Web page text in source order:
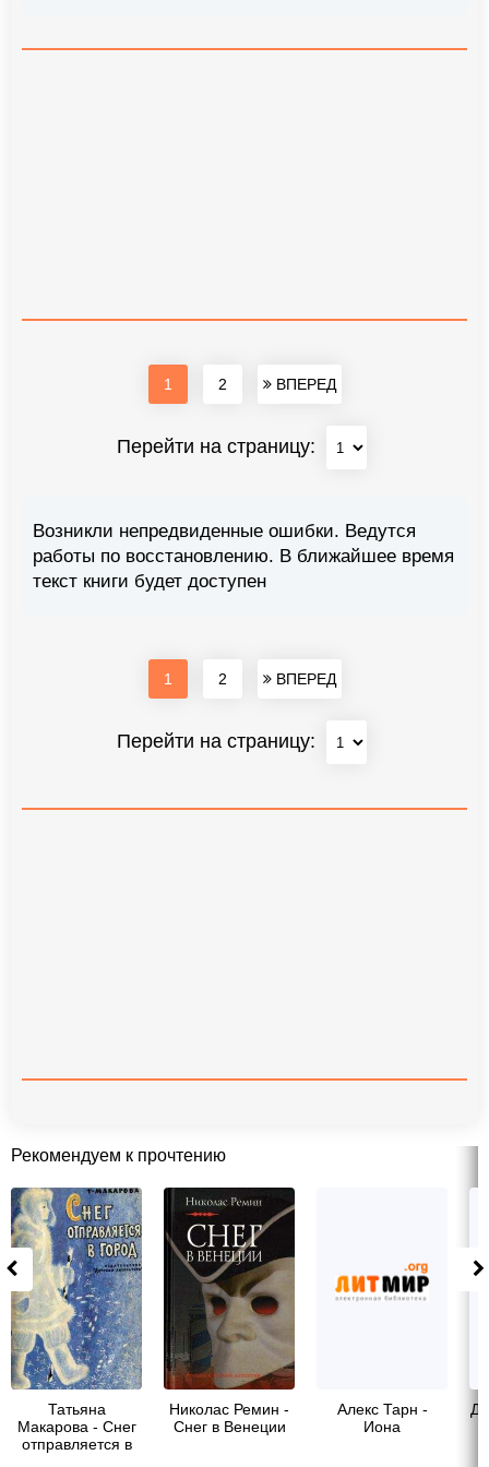
1 2 ВПЕРЕД
Перейти на страницу:
Возникли непредвиденные ошибки. Ведутся
работы по восстановлению. В ближайшее время
текст книги будет доступен
1 2 ВПЕРЕД
Перейти на страницу:
Рекомендуем к прочтению
Татьяна
Макарова - Снег
отправляется в
Николас Ремин -
Снег в Венеции
Алекс Тарн -
Иона